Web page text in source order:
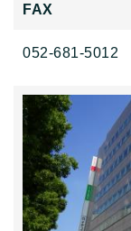
FAX
052-681-5012